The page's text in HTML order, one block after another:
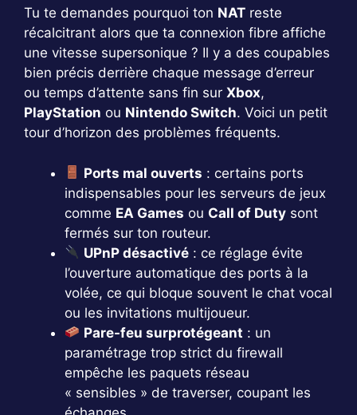
Tu te demandes pourquoi ton NAT reste
récalcitrant alors que ta connexion fibre affiche
une vitesse supersonique ? Il y a des coupables
bien précis derrière chaque message d’erreur
ou temps d’attente sans fin sur Xbox,
PlayStation ou Nintendo Switch. Voici un petit
tour d’horizon des problèmes fréquents.
Ports mal ouverts : certains ports
indispensables pour les serveurs de jeux
comme EA Games ou Call of Duty sont
fermés sur ton routeur.
UPnP désactivé : ce réglage évite
l’ouverture automatique des ports à la
volée, ce qui bloque souvent le chat vocal
ou les invitations multijoueur.
Pare-feu surprotégeant : un
paramétrage trop strict du firewall
empêche les paquets réseau
« sensibles » de traverser, coupant les